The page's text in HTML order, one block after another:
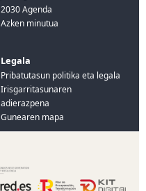
2030 Agenda
Azken minutua
Legala
Pribatutasun politika eta legala
Irisgarritasunaren
adierazpena
Gunearen mapa